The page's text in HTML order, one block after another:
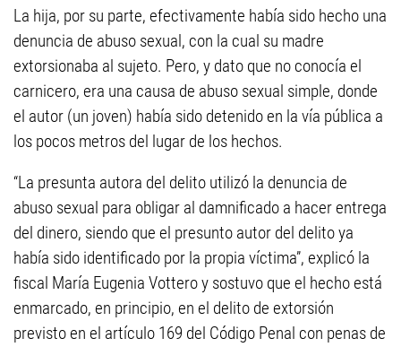
La hija, por su parte, efectivamente había sido hecho una
denuncia de abuso sexual, con la cual su madre
extorsionaba al sujeto. Pero, y dato que no conocía el
carnicero, era una causa de abuso sexual simple, donde
el autor (un joven) había sido detenido en la vía pública a
los pocos metros del lugar de los hechos.
“La presunta autora del delito utilizó la denuncia de
abuso sexual para obligar al damnificado a hacer entrega
del dinero, siendo que el presunto autor del delito ya
había sido identificado por la propia víctima”, explicó la
fiscal María Eugenia Vottero y sostuvo que el hecho está
enmarcado, en principio, en el delito de extorsión
previsto en el artículo 169 del Código Penal con penas de